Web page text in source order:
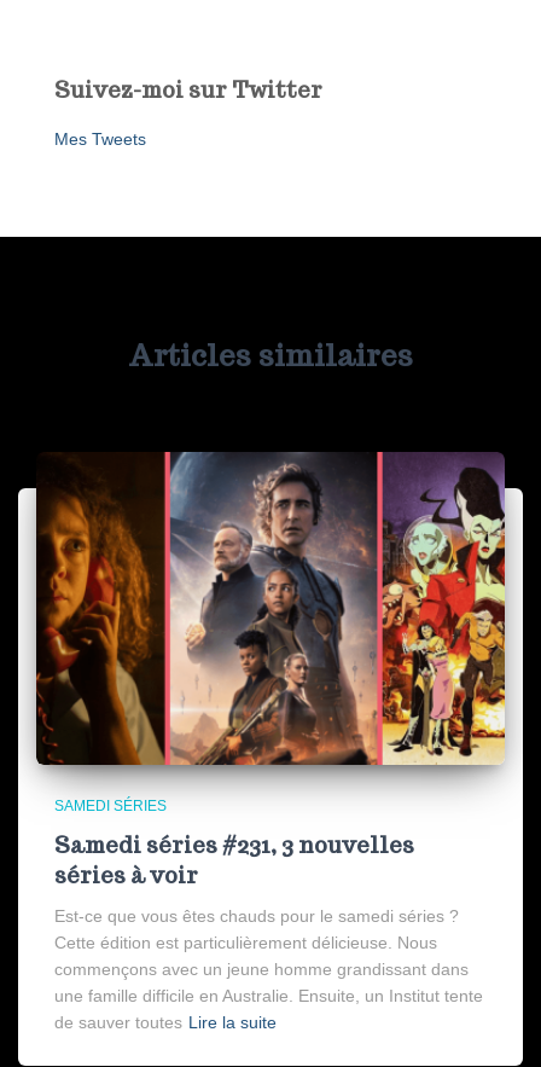
Suivez-moi sur Twitter
Mes Tweets
Articles similaires
SAMEDI SÉRIES
Samedi séries #231, 3 nouvelles
séries à voir
Est-ce que vous êtes chauds pour le samedi séries ?
Cette édition est particulièrement délicieuse. Nous
commençons avec un jeune homme grandissant dans
une famille difficile en Australie. Ensuite, un Institut tente
de sauver toutes Lire la suite